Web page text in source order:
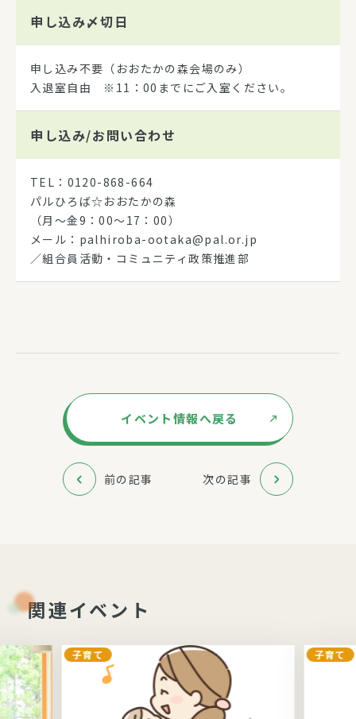
申し込み〆切日
申し込み不要（おおたかの森会場のみ）
入退室自由 ※11：00までにご入室ください。
申し込み/お問い合わせ
TEL：0120-868-664
パルひろば☆おおたかの森
（月～金9：00～17：00）
メール：palhiroba-ootaka@pal.or.jp
／組合員活動・コミュニティ政策推進部
イベント情報へ戻る
前の記事 次の記事
関連イベント
子育て 子育て